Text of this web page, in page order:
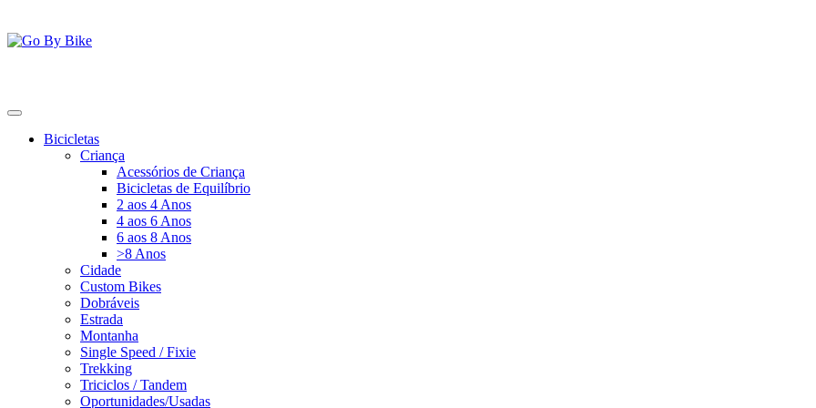
para
o
Bicicletas
Criança
Acessórios de Criança
Bicicletas de Equilíbrio
2 aos 4 Anos
4 aos 6 Anos
6 aos 8 Anos
>8 Anos
Cidade
Custom Bikes
Dobráveis
Estrada
Montanha
Single Speed / Fixie
Trekking
Triciclos / Tandem
Oportunidades/Usadas